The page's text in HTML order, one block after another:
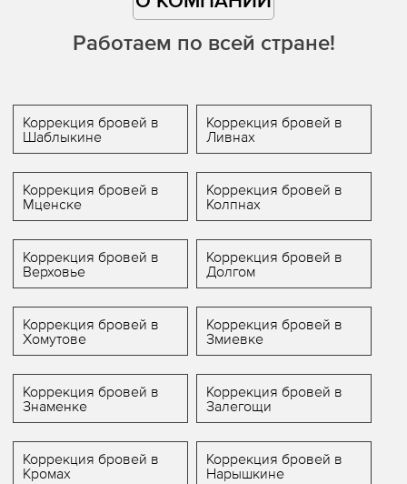
Работаем по всей стране!
Коррекция бровей в
Шаблыкине
Коррекция бровей в
Ливнах
Коррекция бровей в
Мценске
Коррекция бровей в
Колпнах
Коррекция бровей в
Верховье
Коррекция бровей в
Долгом
Коррекция бровей в
Хомутове
Коррекция бровей в
Змиевке
Коррекция бровей в
Знаменке
Коррекция бровей в
Залегощи
Коррекция бровей в
Кромах
Коррекция бровей в
Нарышкине